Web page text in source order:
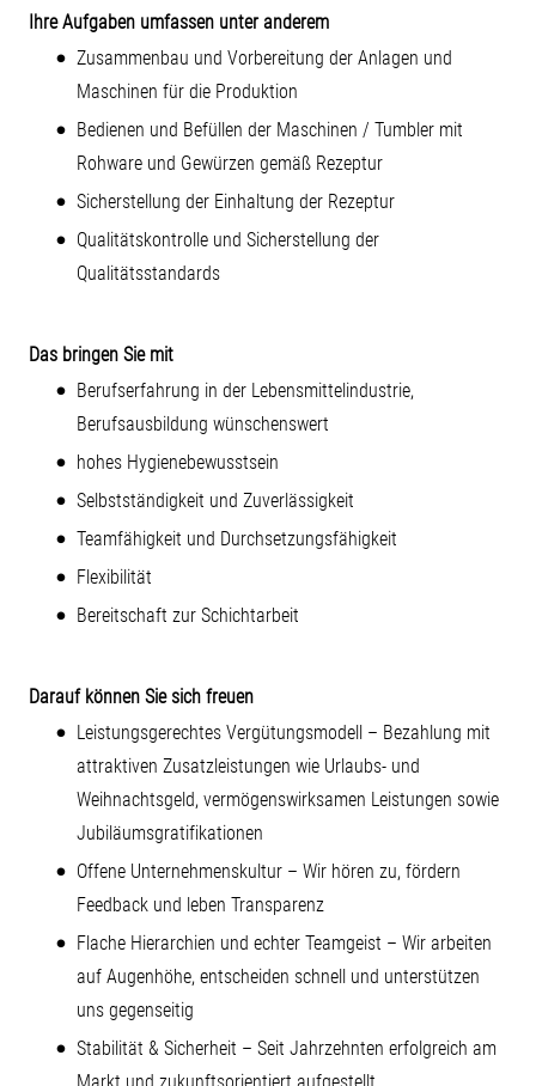
Ihre Aufgaben umfassen unter anderem
Zusammenbau und Vorbereitung der Anlagen und
Maschinen für die Produktion
Bedienen und Befüllen der Maschinen / Tumbler mit
Rohware und Gewürzen gemäß Rezeptur
Sicherstellung der Einhaltung der Rezeptur
Qualitätskontrolle und Sicherstellung der
Qualitätsstandards
Das bringen Sie mit
Berufserfahrung in der Lebensmittelindustrie,
Berufsausbildung wünschenswert
hohes Hygienebewusstsein
Selbstständigkeit und Zuverlässigkeit
Teamfähigkeit und Durchsetzungsfähigkeit
Flexibilität
Bereitschaft zur Schichtarbeit
Darauf können Sie sich freuen
Leistungsgerechtes Vergütungsmodell – Bezahlung mit
attraktiven Zusatzleistungen wie Urlaubs- und
Weihnachtsgeld, vermögenswirksamen Leistungen sowie
Jubiläumsgratifikationen
Offene Unternehmenskultur – Wir hören zu, fördern
Feedback und leben Transparenz
Flache Hierarchien und echter Teamgeist – Wir arbeiten
auf Augenhöhe, entscheiden schnell und unterstützen
uns gegenseitig
Stabilität & Sicherheit – Seit Jahrzehnten erfolgreich am